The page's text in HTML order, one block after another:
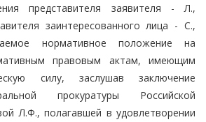
представителя заявителя - Л.,
заинтересованного лица - С.,
нормативное положение на
правовым актам, имеющим
силу, заслушав заключение
прокуратуры Российской
Л.Ф., полагавшей в удовлетворении